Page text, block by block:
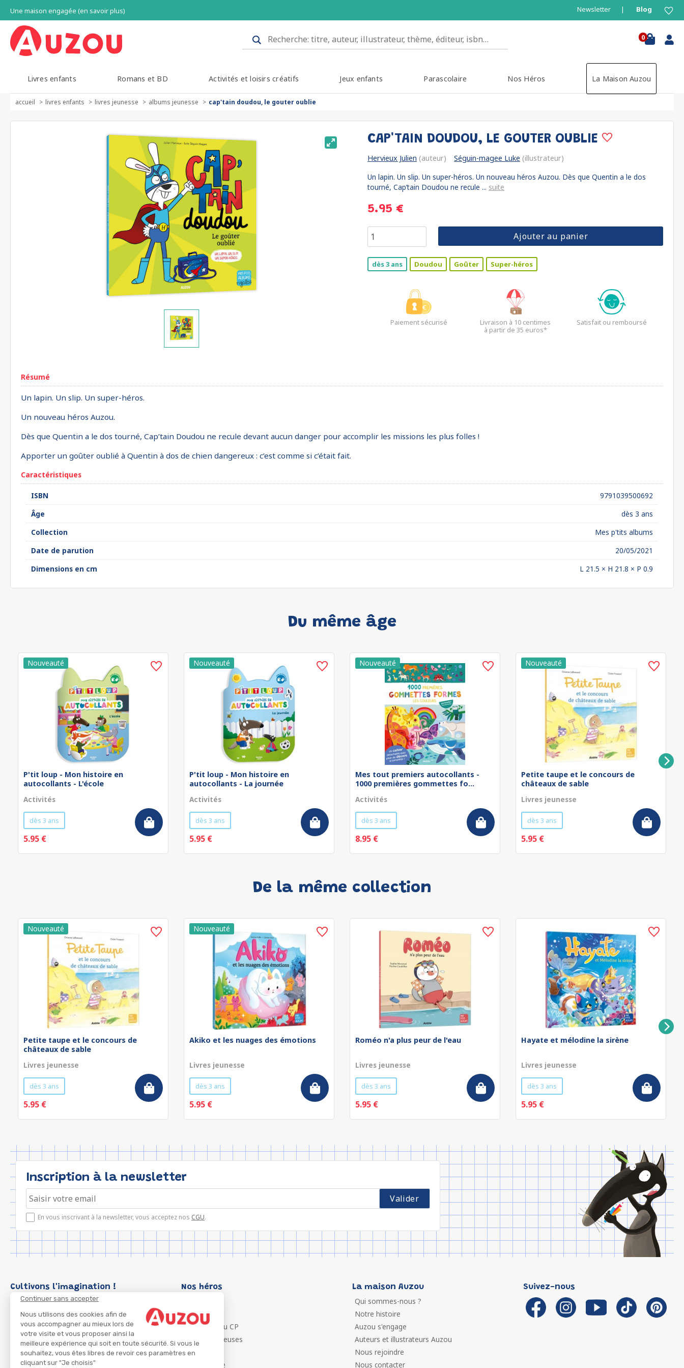
Continuer sans accepter
Nous utilisons des cookies afin de
vous accompagner au mieux lors de
votre visite et vous proposer ainsi la
meilleure expérience qui soit en toute sécurité. Si vous le
souhaitez, vous êtes libres de revoir ces paramètres en
cliquant sur "Je choisis"
Une maison engagée (en savoir plus) Newsletter Blog
0
Livres enfants Romans et BD Activités et loisirs créatifs Jeux enfants Parascolaire Nos Héros La Maison Auzou
accueil livres enfants livres jeunesse albums jeunesse cap'tain doudou, le gouter oublie
CAP'TAIN DOUDOU, LE GOUTER OUBLIE
Hervieux Julien (auteur) Séguin-magee Luke (illustrateur)
Un lapin. Un slip. Un super-héros. Un nouveau héros Auzou. Dès que Quentin a le dos
tourné, Cap’tain Doudou ne recule ... suite
5.95 €
Ajouter au panier
dès 3 ans Doudou Goûter Super-héros
Paiement sécurisé
Livraison à 10 centimes
à partir de 35 euros*
Satisfait ou remboursé
Résumé
Un lapin. Un slip. Un super-héros.
Un nouveau héros Auzou.
Dès que Quentin a le dos tourné, Cap’tain Doudou ne recule devant aucun danger pour accomplir les missions les plus folles !
Apporter un goûter oublié à Quentin à dos de chien dangereux : c’est comme si c’était fait.
Caractéristiques
ISBN
9791039500692
Âge
dès 3 ans
Collection
Mes p'tits albums
Date de parution
20/05/2021
Dimensions en cm
L 21.5 × H 21.8 × P 0.9
Du même âge
P'tit loup - Mon histoire en
autocollants - L'école
Activités
dès 3 ans
5.95 €
P'tit loup - Mon histoire en
autocollants - La journée
Activités
dès 3 ans
5.95 €
Mes tout premiers autocollants -
1000 premières gommettes fo...
Activités
dès 3 ans
8.95 €
Petite taupe et le concours de
châteaux de sable
Livres jeunesse
dès 3 ans
5.95 €
De la même collection
Petite taupe et le concours de
châteaux de sable
Livres jeunesse
dès 3 ans
5.95 €
Akiko et les nuages des émotions
Livres jeunesse
dès 3 ans
5.95 €
Roméo n'a plus peur de l'eau
Livres jeunesse
dès 3 ans
5.95 €
Hayate et mélodine la sirène
Livres jeunesse
dès 3 ans
5.95 €
Inscription à la newsletter
En vous inscrivant à la newsletter, vous acceptez nos CGU.
Cultivons l'imagination ! Nos héros
P'tit Loup
Les Héros du CP
Les Influenceuses
Migali
Petite Taupe
La maison Auzou
Qui sommes-nous ?
Notre histoire
Auzou s'engage
Auteurs et illustrateurs Auzou
Nous rejoindre
Nous contacter
Suivez-nous